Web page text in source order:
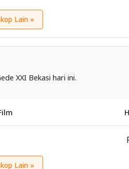
Lain »
XXI Bekasi hari ini.
Lain »